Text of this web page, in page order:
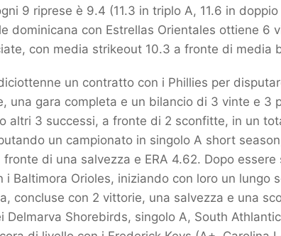
9 riprese è 9.4 (11.3 in triplo A, 11.6 in
dominicana con Estrellas Orientales ottiene 6
con media strikeout 10.3 a fronte di media
un contratto con i Phillies per
gara completa e un bilancio di 3 vinte e 3
altri 3 successi, a fronte di 2 sconfitte, in un
un campionato in singolo A short
di una salvezza e ERA 4.62. Dopo essere
Baltimora Orioles, iniziando con loro un lungo
concluse con 2 vittorie, una salvezza e una
Shorebirds, singolo A, South